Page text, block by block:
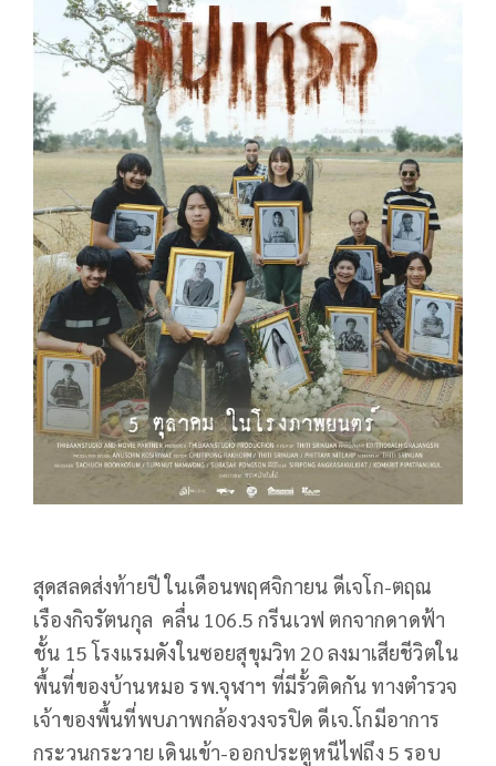
สุดสลดส่งท้ายปี ในเดือนพฤศจิกายน ดีเจโก-ตฤณ
เรืองกิจรัตนกุล คลื่น 106.5 กรีนเวฟ ตกจากดาดฟ้า
ชั้น 15 โรงแรมดังในซอยสุขุมวิท 20 ลงมาเสียชีวิตใน
พื้นที่ของบ้านหมอ รพ.จุฬาฯ ที่มีรั้วติดกัน ทางตำรวจ
เจ้าของพื้นที่พบภาพกล้องวงจรปิด ดีเจ.โกมีอาการ
กระวนกระวาย เดินเข้า-ออกประตูหนีไฟถึง 5 รอบ